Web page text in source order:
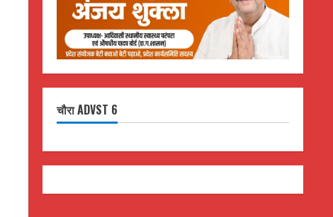
चौरा ADVST 6